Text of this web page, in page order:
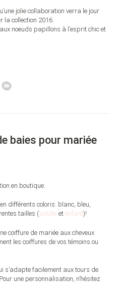
jolie collaboration verra le jour
la collection 2016.
noeuds papillons à l’esprit chic et
baies pour mariée
en boutique.
différents coloris: blanc, bleu,
tailles (adulte et enfant)!
coiffure de mariée aux cheveux
les coiffures de vos témoins ou
s’adapte facilement aux tours de
une personnalisation, n’hésitez